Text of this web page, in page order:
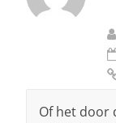
Of het door